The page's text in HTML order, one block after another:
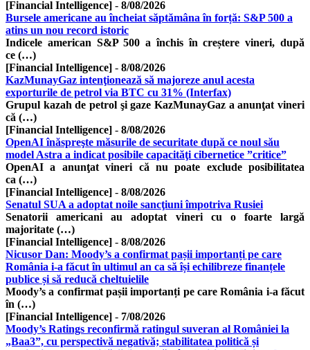
[Financial Intelligence] - 8/08/2026
Bursele americane au încheiat săptămâna în forță: S&P 500 a
atins un nou record istoric
Indicele american S&P 500 a închis în creștere vineri, după
ce (…)
[Financial Intelligence] - 8/08/2026
KazMunayGaz intenţionează să majoreze anul acesta
exporturile de petrol via BTC cu 31% (Interfax)
Grupul kazah de petrol şi gaze KazMunayGaz a anunţat vineri
că (…)
[Financial Intelligence] - 8/08/2026
OpenAI înăspreşte măsurile de securitate după ce noul său
model Astra a indicat posibile capacităţi cibernetice ”critice”
OpenAI a anunţat vineri că nu poate exclude posibilitatea
ca (…)
[Financial Intelligence] - 8/08/2026
Senatul SUA a adoptat noile sancţiuni împotriva Rusiei
Senatorii americani au adoptat vineri cu o foarte largă
majoritate (…)
[Financial Intelligence] - 8/08/2026
Nicusor Dan: Moody’s a confirmat pașii importanți pe care
România i-a făcut în ultimul an ca să își echilibreze finanțele
publice și să reducă cheltuielile
Moody’s a confirmat pașii importanți pe care România i-a făcut
în (…)
[Financial Intelligence] - 7/08/2026
Moody’s Ratings reconfirmă ratingul suveran al României la
„Baa3”, cu perspectivă negativă; stabilitatea politică și